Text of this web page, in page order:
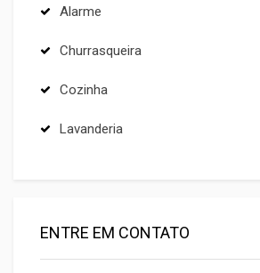
Alarme
Churrasqueira
Cozinha
Lavanderia
ENTRE EM CONTATO